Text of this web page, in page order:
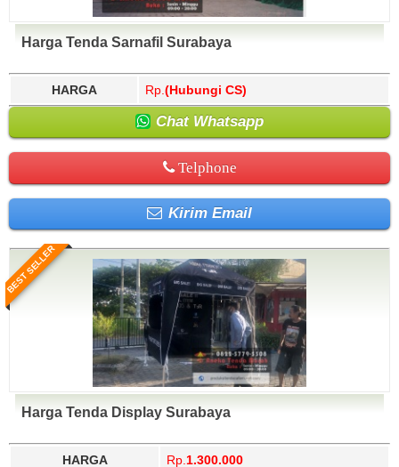
Harga Tenda Sarnafil Surabaya
HARGA Rp. (Hubungi CS)
Chat Whatsapp
Telphone
Kirim Email
BEST SELLER
Harga Tenda Display Surabaya
HARGA Rp. 1.300.000